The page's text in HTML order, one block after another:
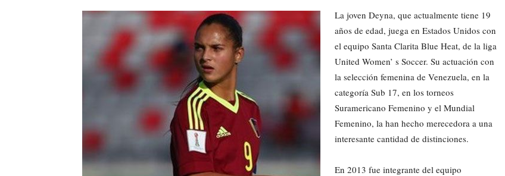
La joven Deyna, que actualmente tiene 19
años de edad, juega en Estados Unidos con
el equipo Santa Clarita Blue Heat, de la liga
United Women’ s Soccer. Su actuación con
la selección femenina de Venezuela, en la
categoría Sub 17, en los torneos
Suramericano Femenino y el Mundial
Femenino, la han hecho merecedora a una
interesante cantidad de distinciones.
En 2013 fue integrante del equipo